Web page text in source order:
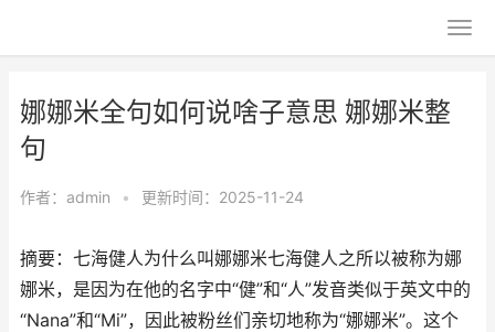
娜娜米全句如何说啥子意思 娜娜米整
句
作者： admin • 更新时间：2025-11-24
摘要：七海健人为什么叫娜娜米七海健人之所以被称为娜
娜米，是因为在他的名字中“健”和“人”发音类似于英文中的
“Nana”和“Mi”，因此被粉丝们亲切地称为“娜娜米”。这个